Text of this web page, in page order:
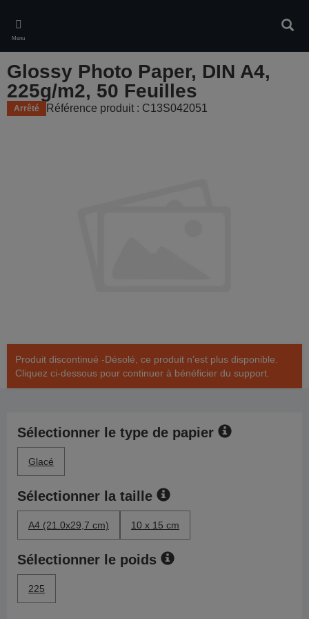
main
content
Menu
Glossy Photo Paper, DIN A4,
225g/m2, 50 Feuilles
Arrêté Référence produit : C13S042051
Produit discontinué -Désolé, ce produit n’est plus disponible.
Cliquez ci-dessous pour continuer à bénéficier du support.
Sélectionner le type de papier
Glacé
Sélectionner la taille
A4 (21.0x29,7 cm) 10 x 15 cm
Sélectionner le poids
225